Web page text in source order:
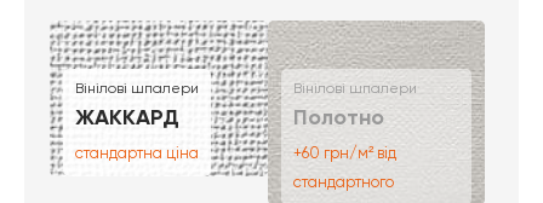
Вінілові шпалери
ЖАККАРД
стандартна ціна
Вінілові шпалери
Полотно
+60 грн/м² від
стандартного